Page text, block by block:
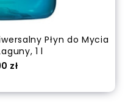
Płyn do Mycia
1 l
zł